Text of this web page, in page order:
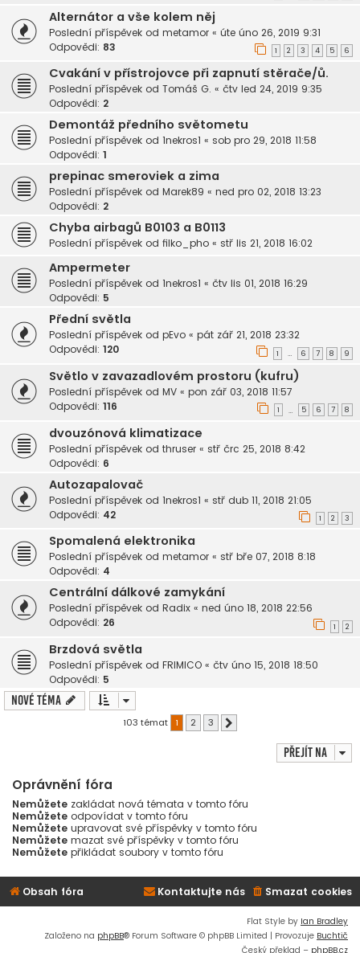
Alternátor a vše kolem něj
Poslední příspěvek od metamor « úte úno 26, 2019 9:31
Odpovědi: 83 1 2 3 4 5 6
Cvakání v přístrojovce při zapnutí stěrače/ů.
Poslední příspěvek od Tomáš G. « čtv led 24, 2019 9:35
Odpovědi: 2
Demontáž předního světometu
Poslední příspěvek od 1nekros1 « sob pro 29, 2018 11:58
Odpovědi: 1
prepinac smeroviek a zima
Poslední příspěvek od Marek89 « ned pro 02, 2018 13:23
Odpovědi: 2
Chyba airbagů B0103 a B0113
Poslední příspěvek od filko_pho « stř lis 21, 2018 16:02
Ampermeter
Poslední příspěvek od 1nekros1 « čtv lis 01, 2018 16:29
Odpovědi: 5
Přední světla
Poslední příspěvek od pEvo « pát zář 21, 2018 23:32
Odpovědi: 120 1 … 6 7 8 9
Světlo v zavazadlovém prostoru (kufru)
Poslední příspěvek od MV « pon zář 03, 2018 11:57
Odpovědi: 116 1 … 5 6 7 8
dvouzónová klimatizace
Poslední příspěvek od thruser « stř črc 25, 2018 8:42
Odpovědi: 6
Autozapalovač
Poslední příspěvek od 1nekros1 « stř dub 11, 2018 21:05
Odpovědi: 42 1 2 3
Spomalená elektronika
Poslední příspěvek od metamor « stř bře 07, 2018 8:18
Odpovědi: 4
Centrální dálkové zamykání
Poslední příspěvek od Radix « ned úno 18, 2018 22:56
Odpovědi: 26 1 2
Brzdová světla
Poslední příspěvek od FRIMICO « čtv úno 15, 2018 18:50
Odpovědi: 5
Nové téma
103 témat 1 2 3
Přejít na
Oprávnění fóra
Nemůžete zakládat nová témata v tomto fóru
Nemůžete odpovídat v tomto fóru
Nemůžete upravovat své příspěvky v tomto fóru
Nemůžete mazat své příspěvky v tomto fóru
Nemůžete přikládat soubory v tomto fóru
Obsah fóra Smazat cookies
Kontaktujte nás
Flat Style by Ian Bradley
Založeno na phpBB® Forum Software © phpBB Limited | Provozuje Buchtič
Český překlad – phpBB.cz